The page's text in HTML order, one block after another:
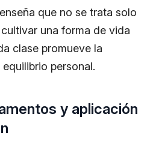
que no se trata solo
una forma de vida
clase promueve la
personal.
y aplicación